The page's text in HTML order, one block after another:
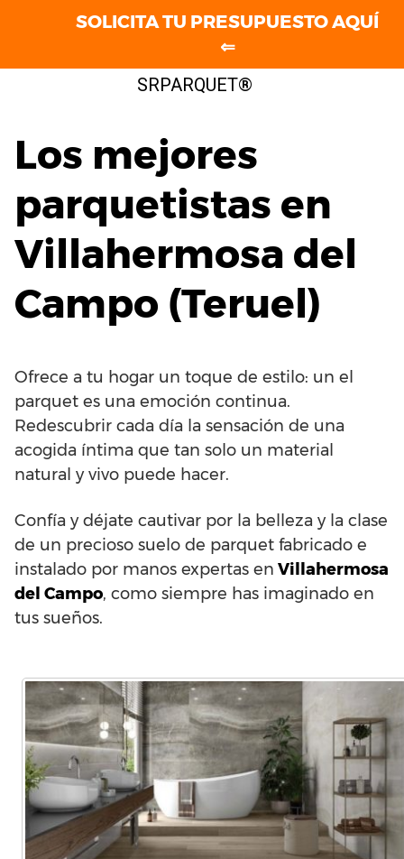
SRPARQUET®
Los mejores
parquetistas en
Villahermosa del
Campo (Teruel)
Ofrece a tu hogar un toque de estilo: un el
parquet es una emoción continua.
Redescubrir cada día la sensación de una
acogida íntima que tan solo un material
natural y vivo puede hacer.
Confía y déjate cautivar por la belleza y la clase
de un precioso suelo de parquet fabricado e
instalado por manos expertas en Villahermosa
del Campo, como siempre has imaginado en
tus sueños.
SOLICITA TU PRESUPUESTO AQUÍ
⇐